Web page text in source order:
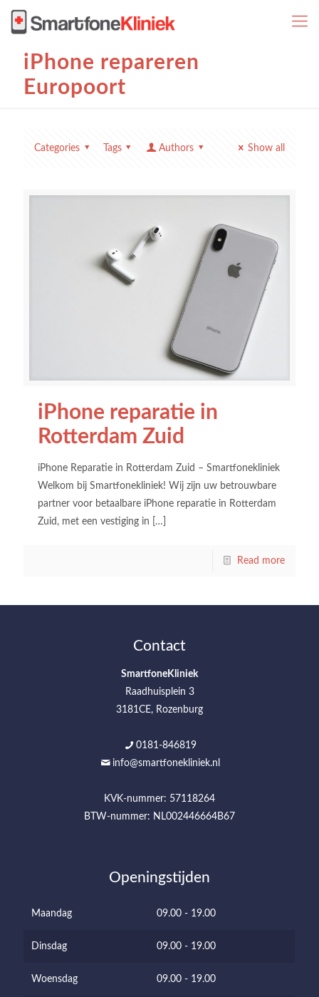
iPhone repareren
Europoort
Categories Tags Authors Show all
iPhone reparatie in
Rotterdam Zuid
iPhone Reparatie in Rotterdam Zuid – Smartfonekliniek
Welkom bij Smartfonekliniek! Wij zijn uw betrouwbare
partner voor betaalbare iPhone reparatie in Rotterdam
Zuid, met een vestiging in […]
Read more
Contact
SmartfoneKliniek
Raadhuisplein 3
3181CE, Rozenburg
0181-846819
info@smartfonekliniek.nl
KVK-nummer: 57118264
BTW-nummer: NL002446664B67
Openingstijden
Maandag 09.00 - 19.00
Dinsdag 09.00 - 19.00
Woensdag 09.00 - 19.00